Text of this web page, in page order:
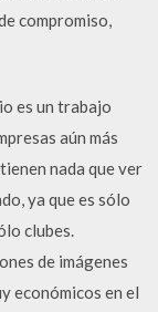
compromiso,
es un trabajo
aún más
nada que ver
ya que es sólo
clubes.
de imágenes
económicos en el